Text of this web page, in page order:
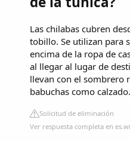
Las chilabas cubren
tobillo. Se utilizan para
encima de la ropa de
al llegar al lugar de
llevan con el sombrero
babuchas como calzado.
Solicitud de eliminación
Ver respuesta completa en